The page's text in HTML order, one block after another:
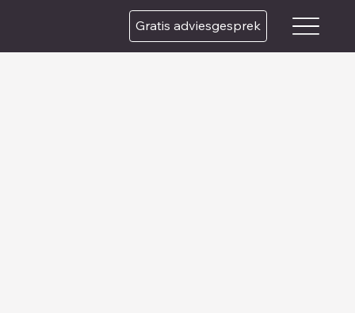
Gratis adviesgesprek